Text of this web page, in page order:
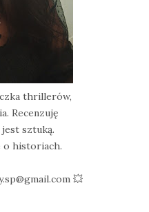
thrillerów,
Recenzuję
sztuką.
o historiach.
💥